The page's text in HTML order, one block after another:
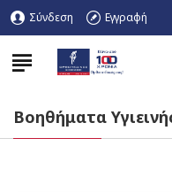
Σύνδεση Εγγραφή
Βοηθήματα